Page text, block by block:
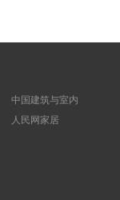
中国建筑与室内
人民网家居